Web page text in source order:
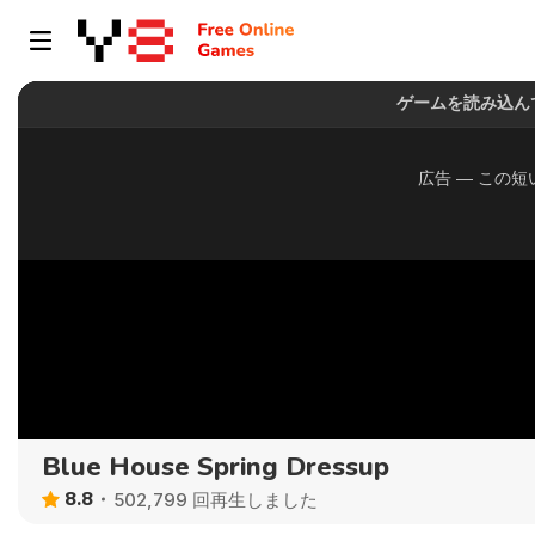
Blue House Spring Dressup
8.8 502,799 回再生しました